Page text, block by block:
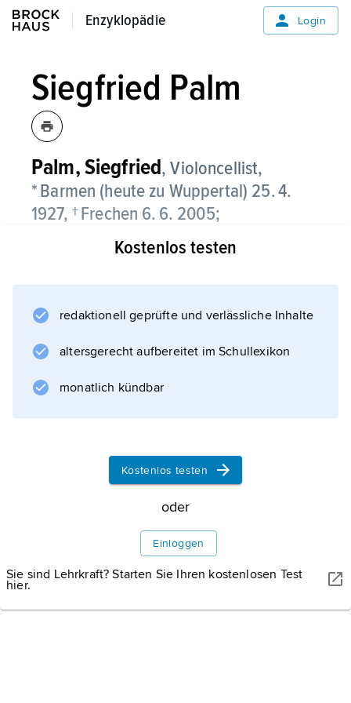
Enzyklopädie
Enzyklopädie Login
Siegfried Palm
Palm,Siegfried, Violoncellist,
* Barmen (heute zu Wuppertal) 25. 4.
1927, † Frechen 6. 6. 2005;
war 1947–62 Solovioloncellist beim NDR-
in Köln sowie 1962–77 Professor an der
den
Internationalen Ferienkursen für Neue Musik
in Darmstadt. 1976–81 wirkte er als
Gesellschaft für Neue Musik. Palm
entwickelte neue Spieltechniken für sein
Kostenlos testen
redaktionell geprüfte und verlässliche Inhalte
altersgerecht aufbereitet im Schullexikon
monatlich kündbar
Kostenlos testen
oder
Einloggen
Sie sind Lehrkraft? Starten Sie Ihren kostenlosen Test
hier.